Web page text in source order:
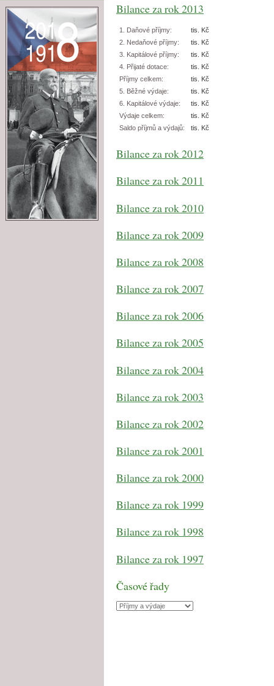
Bilance za rok 2013
1. Daňové příjmy:
tis. Kč
2. Nedaňové příjmy:
tis. Kč
3. Kapitálové příjmy:
tis. Kč
4. Přijaté dotace:
tis. Kč
Příjmy celkem:
tis. Kč
5. Běžné výdaje:
tis. Kč
6. Kapitálové výdaje:
tis. Kč
Výdaje celkem:
tis. Kč
Saldo příjmů a výdajů:
tis. Kč
Bilance za rok 2012
Bilance za rok 2011
Bilance za rok 2010
Bilance za rok 2009
Bilance za rok 2008
Bilance za rok 2007
Bilance za rok 2006
Bilance za rok 2005
Bilance za rok 2004
Bilance za rok 2003
Bilance za rok 2002
Bilance za rok 2001
Bilance za rok 2000
Bilance za rok 1999
Bilance za rok 1998
Bilance za rok 1997
Časové řady